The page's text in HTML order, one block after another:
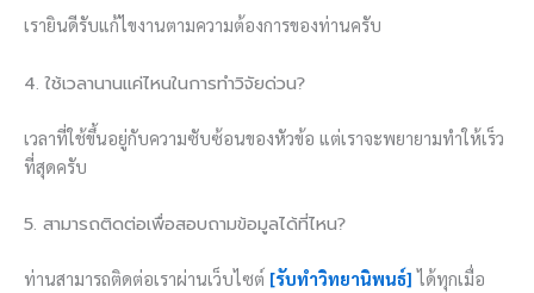
เรายินดีรับแก้ไขงานตามความต้องการของท่านครับ
4. ใช้เวลานานแค่ไหนในการทำวิจัยด่วน?
เวลาที่ใช้ขึ้นอยู่กับความซับซ้อนของหัวข้อ แต่เราจะพยายามทำให้เร็ว
ที่สุดครับ
5. สามารถติดต่อเพื่อสอบถามข้อมูลได้ที่ไหน?
ท่านสามารถติดต่อเราผ่านเว็บไซต์ [รับทำวิทยานิพนธ์] ได้ทุกเมื่อ